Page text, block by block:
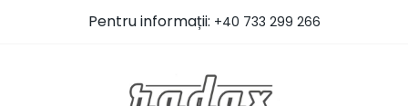
Pentru informații: +40 733 299 266